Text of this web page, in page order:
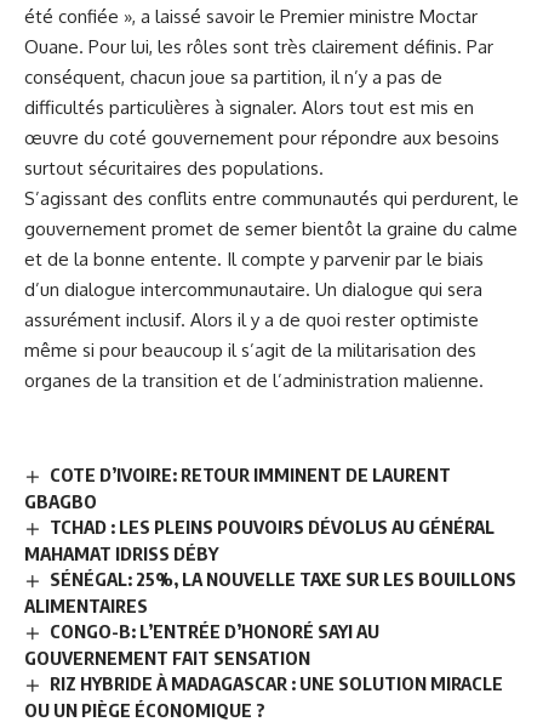
été confiée », a laissé savoir le Premier ministre Moctar
Ouane. Pour lui, les rôles sont très clairement définis. Par
conséquent, chacun joue sa partition, il n’y a pas de
difficultés particulières à signaler. Alors tout est mis en
œuvre du coté gouvernement pour répondre aux besoins
surtout sécuritaires des populations.
S’agissant des conflits entre communautés qui perdurent, le
gouvernement promet de semer bientôt la graine du calme
et de la bonne entente. Il compte y parvenir par le biais
d’un dialogue intercommunautaire. Un dialogue qui sera
assurément inclusif. Alors il y a de quoi rester optimiste
même si pour beaucoup il s’agit de la militarisation des
organes de la transition et de l’administration malienne.
COTE D’IVOIRE: RETOUR IMMINENT DE LAURENT
GBAGBO
TCHAD : LES PLEINS POUVOIRS DÉVOLUS AU GÉNÉRAL
MAHAMAT IDRISS DÉBY
SÉNÉGAL: 25%, LA NOUVELLE TAXE SUR LES BOUILLONS
ALIMENTAIRES
CONGO-B: L’ENTRÉE D’HONORÉ SAYI AU
GOUVERNEMENT FAIT SENSATION
RIZ HYBRIDE À MADAGASCAR : UNE SOLUTION MIRACLE
OU UN PIÈGE ÉCONOMIQUE ?